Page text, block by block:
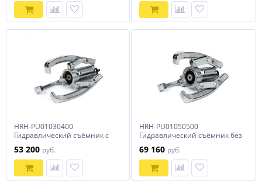
HRH-PU01030400
Гидравлический съёмник с
мм
53 200 руб.
HRH-PU01050500
Гидравлический съёмник без
мм
69 160 руб.